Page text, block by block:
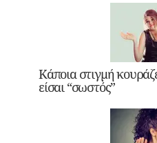
Κάποια στιγμή
είσαι “σωστός”